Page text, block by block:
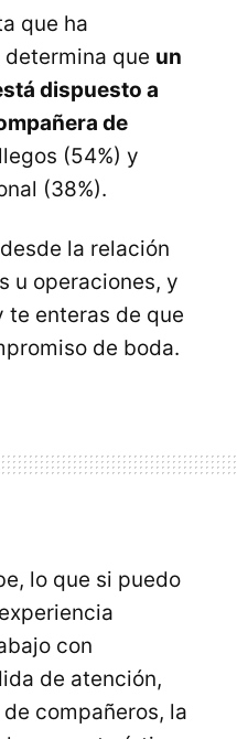
que ha
determina que un
dispuesto a
de
(54%) y
(38%).
la relación
u operaciones, y
te enteras de que
de boda.
lo que si puedo
con
de atención,
compañeros, la